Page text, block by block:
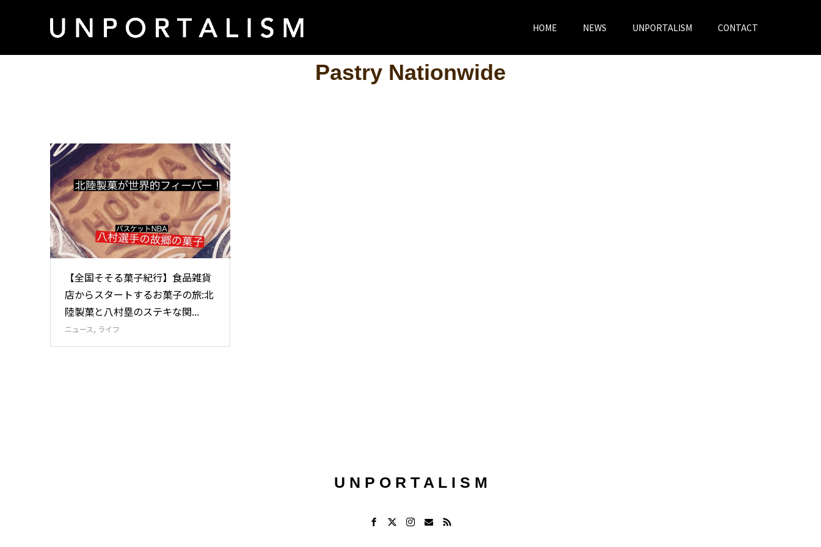
HOME NEWS UNPORTALISM CONTACT
Pastry Nationwide
【全国そそる菓子紀行】食品雑貨
店からスタートするお菓子の旅:北
陸製菓と八村塁のステキな関...
ニュース, ライフ
U N P O R T A L I S M